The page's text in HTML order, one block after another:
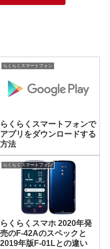
らくらくスマートフォン
らくらくスマートフォンで
アプリをダウンロードする
方法
らくらくスマートフォン
らくらくスマホ 2020年発
売のF-42Aのスペックと
2019年版F-01Lとの違い